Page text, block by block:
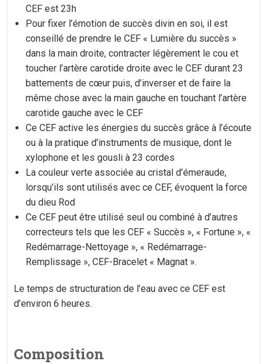
CEF est 23h
Pour fixer l’émotion de succès divin en soi, il est
conseillé de prendre le CEF « Lumière du succès »
dans la main droite, contracter légèrement le cou et
toucher l’artère carotide droite avec le CEF durant 23
battements de cœur puis, d’inverser et de faire la
même chose avec la main gauche en touchant l’artère
carotide gauche avec le CEF
Ce CEF active les énergies du succès grâce à l’écoute
ou à la pratique d’instruments de musique, dont le
xylophone et les gousli à 23 cordes
La couleur verte associée au cristal d’émeraude,
lorsqu’ils sont utilisés avec ce CEF, évoquent la force
du dieu Rod
Ce CEF peut être utilisé seul ou combiné à d’autres
correcteurs tels que les CEF « Succès », « Fortune », «
Redémarrage-Nettoyage », « Redémarrage-
Remplissage », CEF-Bracelet « Magnat ».
Le temps de structuration de l’eau avec ce CEF est
d’environ 6 heures.
Composition